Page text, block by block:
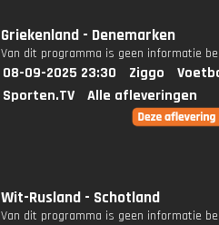
Griekenland - Denemarken
Van dit programma is geen informatie
08-09-2025 23:30 Ziggo
Sporten.TV
Alle afleveringen
Wit-Rusland - Schotland
Van dit programma is geen informatie